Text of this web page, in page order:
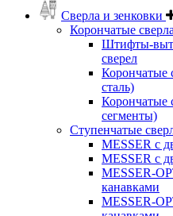
Сверла и зенковки
Корончатые
Штифты-
сверел
Корончатые
сталь)
Корончатые
сегменты)
Ступенчатые
MESSER с
MESSER с
MESSER-
канавками
MESSER-